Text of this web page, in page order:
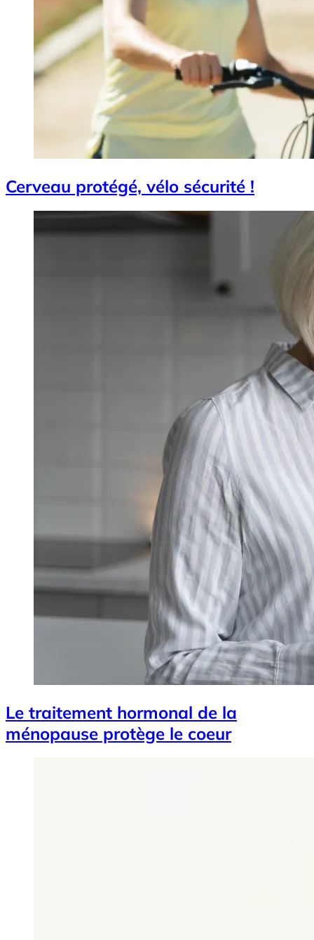
Cerveau protégé, vélo sécurité !
Image
Le traitement hormonal de la
ménopause protège le coeur